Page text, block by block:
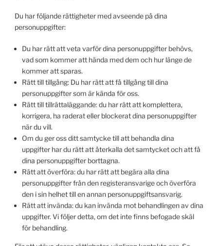
Du har följande rättigheter med avseende på dina
personuppgifter:
Du har rätt att veta varför dina personuppgifter behövs,
vad som kommer att hända med dem och hur länge de
kommer att sparas.
Rätt till tillgång: Du har rätt att få tillgång till dina
personuppgifter som är kända för oss.
Rätt till tillrättaläggande: du har rätt att komplettera,
korrigera, ha raderat eller blockerat dina personuppgifter
när du vill.
Om du ger oss ditt samtycke till att behandla dina
uppgifter har du rätt att återkalla det samtycket och att få
dina personuppgifter borttagna.
Rätt att överföra: du har rätt att begära alla dina
personuppgifter från den registeransvarige och överföra
den i sin helhet till en annan personuppgiftsansvarig.
Rätt att invända: du kan invända mot behandlingen av dina
uppgifter. Vi följer detta, om det inte finns befogade skäl
för behandling.